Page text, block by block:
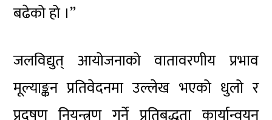
बढेको हो ।”
जलविद्युत् आयोजनाको वातावरणीय प्रभाव
मूल्याङ्कन प्रतिवेदनमा उल्लेख भएको धुलो र